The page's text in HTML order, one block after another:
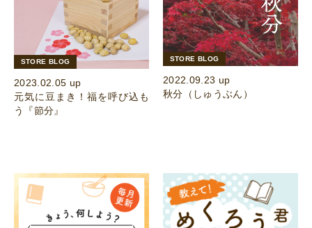
STORE BLOG
2023.02.05 up
元気に豆まき！福を呼び込も
う『節分』
STORE BLOG
2022.09.23 up
秋分（しゅうぶん）